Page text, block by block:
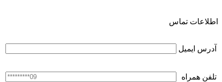
اطلاعات تماس
آدرس ایمیل
تلفن همراه